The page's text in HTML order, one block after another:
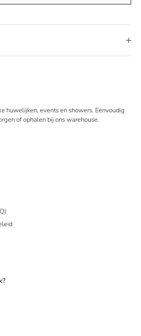
huwelijken, events en showers. Eenvoudig
of ophalen bij ons warehouse.